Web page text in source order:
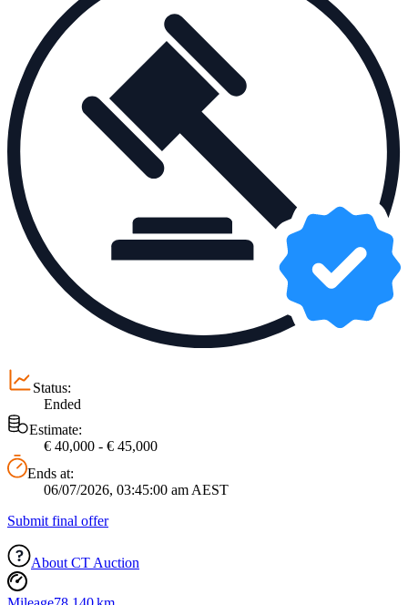
Status:
Ended
Estimate:
€ 40,000 - € 45,000
Ends at:
06/07/2026, 03:45:00 am AEST
Submit final offer
About CT Auction